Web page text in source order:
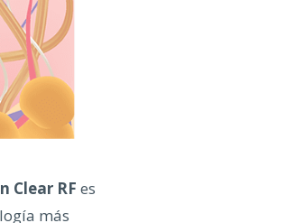
Clear RF es
más